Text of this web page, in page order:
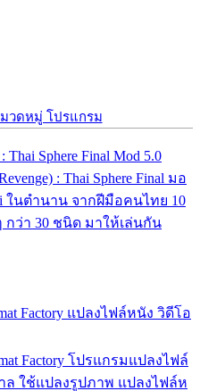
วดหมู่ โปรแกรม
Thai Sphere Final Mod 5.0
: Thai Sphere Final มอ
ในตำนาน จากฝีมือคนไทย 10
กว่า 30 ชนิด มาให้เล่นกัน
Factory แปลงไฟล์หนัง วิดีโอ
Factory โปรแกรมแปลงไฟล์
ล ใช้แปลงรูปภาพ แปลงไฟล์ห